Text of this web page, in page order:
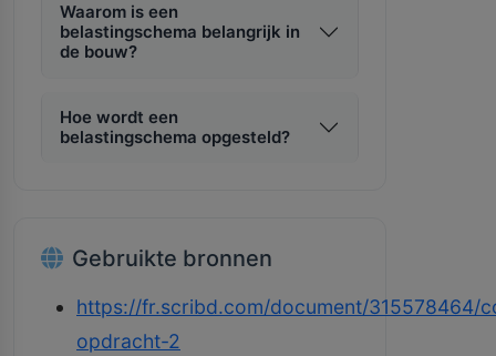
Waarom is een
belastingschema belangrijk in
de bouw?
Hoe wordt een
belastingschema opgesteld?
Gebruikte bronnen
https://fr.scribd.com/document/315578464/
opdracht-2